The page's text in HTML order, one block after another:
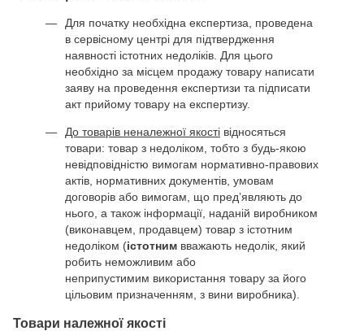
Для початку необхідна експертиза, проведена
в сервісному центрі для підтвердження
наявності істотних недоліків. Для цього
необхідно за місцем продажу товару написати
заяву на проведення експертизи та підписати
акт прийому товару на експертизу.
До товарів неналежної якості відносяться
товари: товар з недоліком, тобто з будь-якою
невідповідністю вимогам нормативно-правових
актів, нормативних документів, умовам
договорів або вимогам, що пред’являють до
нього, а також інформації, наданій виробником
(виконавцем, продавцем) товар з істотним
недоліком (істотним вважають недолік, який
робить неможливим або
неприпустимим використання товару за його
цільовим призначенням, з вини виробника).
Товари належної якості